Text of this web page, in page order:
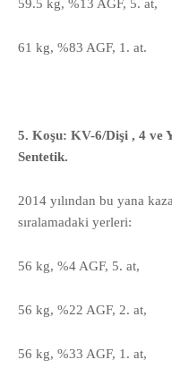
59.5 kg, %13 AGF, 5. at,
61 kg, %83 AGF, 1. at.
5. Koşu: KV-6/Dişi , 4 ve
Sentetik.
2014 yılından bu yana
sıralamadaki yerleri:
56 kg, %4 AGF, 5. at,
56 kg, %22 AGF, 2. at,
56 kg, %33 AGF, 1. at,